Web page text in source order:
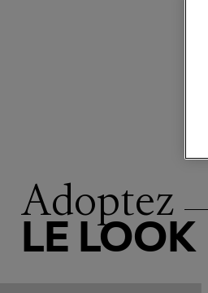
Adoptez
LE LOOK